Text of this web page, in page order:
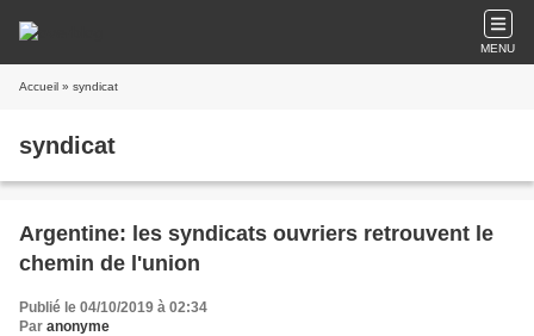
MENU
Accueil » syndicat
syndicat
Argentine: les syndicats ouvriers retrouvent le
chemin de l'union
Publié le 04/10/2019 à 02:34
Par anonyme